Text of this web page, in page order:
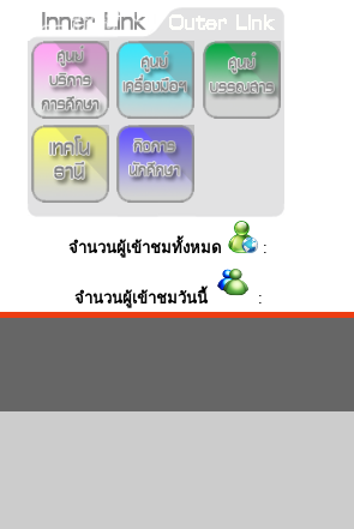
จำนวนผู้เข้าชมทั้งหมด :
จำนวนผู้เข้าชมวันนี้ :